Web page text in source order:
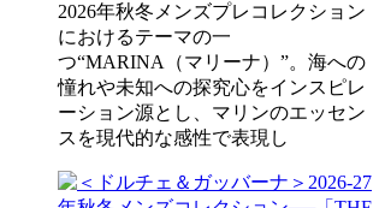
2026年秋冬メンズプレコレクション
におけるテーマの一
つ“MARINA（マリーナ）”。海への
憧れや未知への探究心をインスピレ
ーション源とし、マリンのエッセン
スを現代的な感性で表現し